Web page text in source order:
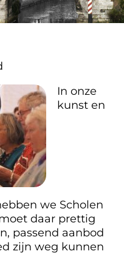
In onze
kunst en
we Scholen
daar prettig
passend aanbod
zijn weg kunnen